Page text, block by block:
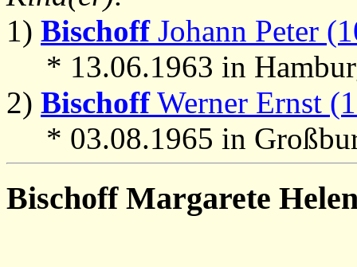
1) BischoffJohann Peter
* 13.06.1963 in
2) BischoffWerner Ernst
* 03.08.1965 in
BischoffMargarete